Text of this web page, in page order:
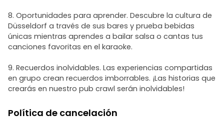
8. Oportunidades para aprender. Descubre la cultura de
Düsseldorf a través de sus bares y prueba bebidas
únicas mientras aprendes a bailar salsa o cantas tus
canciones favoritas en el karaoke.
9. Recuerdos inolvidables. Las experiencias compartidas
en grupo crean recuerdos imborrables. ¡Las historias que
crearás en nuestro pub crawl serán inolvidables!
Política de cancelación